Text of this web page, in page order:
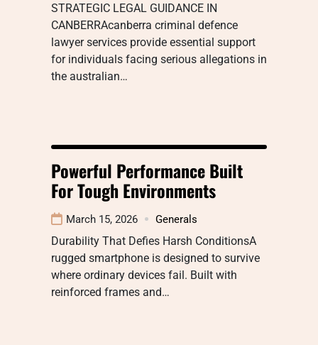
STRATEGIC LEGAL GUIDANCE IN
CANBERRAcanberra criminal defence
lawyer services provide essential support
for individuals facing serious allegations in
the australian…
Powerful Performance Built
For Tough Environments
March 15, 2026 Generals
Durability That Defies Harsh ConditionsA
rugged smartphone is designed to survive
where ordinary devices fail. Built with
reinforced frames and…